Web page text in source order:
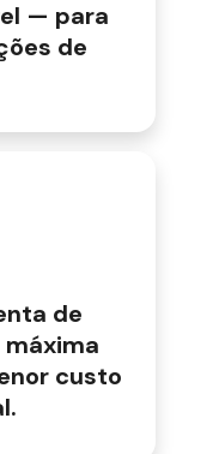
— para
de
de
custo